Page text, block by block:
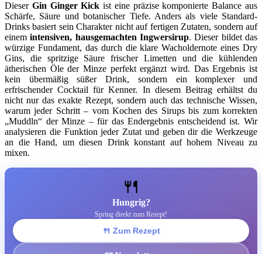
Dieser Gin Ginger Kick ist eine präzise komponierte Balance aus
Schärfe, Säure und botanischer Tiefe. Anders als viele Standard-
Drinks basiert sein Charakter nicht auf fertigen Zutaten, sondern auf
einemintensiven, hausgemachten Ingwersirup. Dieser bildet das
würzige Fundament, das durch die klare Wacholdernote eines Dry
Gins, die spritzige Säure frischer Limetten und die kühlenden
ätherischen Öle der Minze perfekt ergänzt wird. Das Ergebnis ist
kein übermäßig süßer Drink, sondern ein komplexer und
erfrischender Cocktail für Kenner. In diesem Beitrag erhältst du
nicht nur das exakte Rezept, sondern auch das technische Wissen,
warum jeder Schritt – vom Kochen des Sirups bis zum korrekten
„Muddln“ der Minze – für das Endergebnis entscheidend ist. Wir
analysieren die Funktion jeder Zutat und geben dir die Werkzeuge
an die Hand, um diesen Drink konstant auf hohem Niveau zu
mixen.
🍴
Hungrig?
Spring direkt zum Rezept!
🍴 Zum Rezept